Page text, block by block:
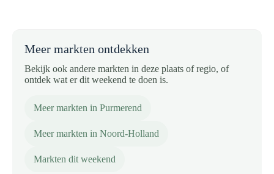
Meer markten ontdekken
Bekijk ook andere markten in deze plaats of regio, of
ontdek wat er dit weekend te doen is.
Meer markten in Purmerend
Meer markten in Noord-Holland
Markten dit weekend